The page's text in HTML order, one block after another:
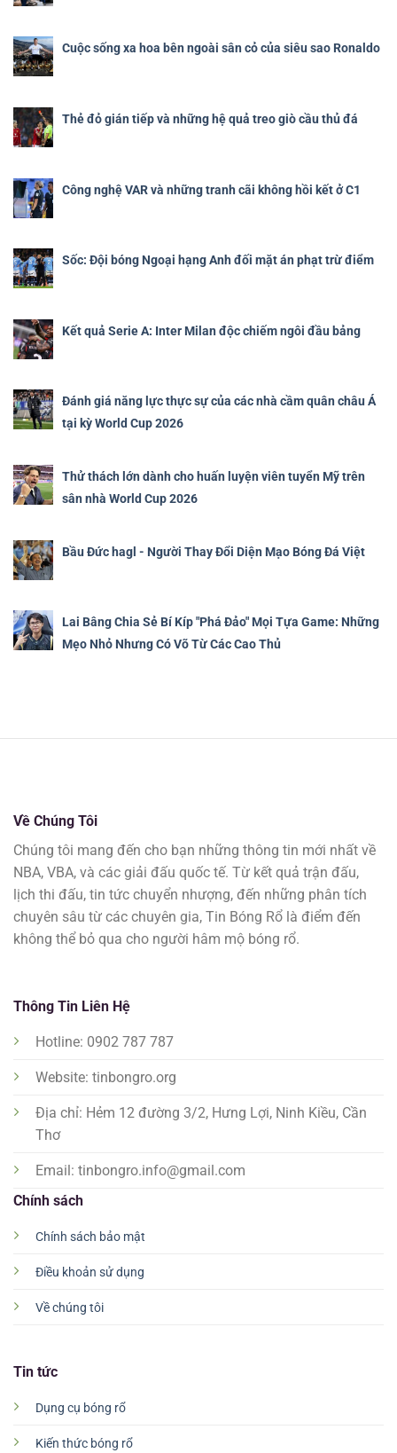
Cuộc sống xa hoa bên ngoài sân cỏ của siêu sao Ronaldo
Thẻ đỏ gián tiếp và những hệ quả treo giò cầu thủ đá
Công nghệ VAR và những tranh cãi không hồi kết ở C1
Sốc: Đội bóng Ngoại hạng Anh đối mặt án phạt trừ điểm
Kết quả Serie A: Inter Milan độc chiếm ngôi đầu bảng
Đánh giá năng lực thực sự của các nhà cầm quân châu Á
tại kỳ World Cup 2026
Thử thách lớn dành cho huấn luyện viên tuyển Mỹ trên
sân nhà World Cup 2026
Bầu Đức hagl - Người Thay Đổi Diện Mạo Bóng Đá Việt
Lai Bâng Chia Sẻ Bí Kíp "Phá Đảo" Mọi Tựa Game: Những
Mẹo Nhỏ Nhưng Có Võ Từ Các Cao Thủ
Về Chúng Tôi
Chúng tôi mang đến cho bạn những thông tin mới nhất về
NBA, VBA, và các giải đấu quốc tế. Từ kết quả trận đấu,
lịch thi đấu, tin tức chuyển nhượng, đến những phân tích
chuyên sâu từ các chuyên gia, Tin Bóng Rổ là điểm đến
không thể bỏ qua cho người hâm mộ bóng rổ.
Chính sách
Chính sách bảo mật
Điều khoản sử dụng
Về chúng tôi
Tin tức
Dụng cụ bóng rổ
Kiến thức bóng rổ
Thông Tin Liên Hệ
Hotline: 0902 787 787
Website: tinbongro.org
Địa chỉ: Hẻm 12 đường 3/2, Hưng Lợi, Ninh Kiều, Cần
Thơ
Email: tinbongro.info@gmail.com